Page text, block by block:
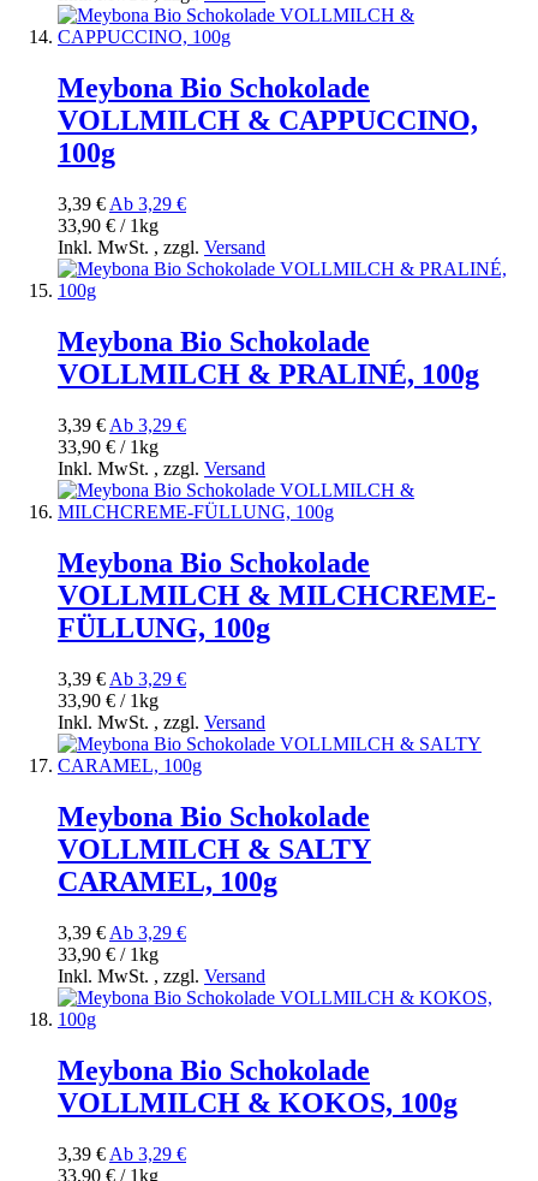
Meybona Bio Schokolade
VOLLMILCH & CAPPUCCINO,
100g
3,39 € Ab 3,29 €
33,90 € / 1kg
Inkl. MwSt. , zzgl. Versand
Meybona Bio Schokolade
VOLLMILCH & PRALINÉ, 100g
3,39 € Ab 3,29 €
33,90 € / 1kg
Inkl. MwSt. , zzgl. Versand
Meybona Bio Schokolade
VOLLMILCH & MILCHCREME-
FÜLLUNG, 100g
3,39 € Ab 3,29 €
33,90 € / 1kg
Inkl. MwSt. , zzgl. Versand
Meybona Bio Schokolade
VOLLMILCH & SALTY
CARAMEL, 100g
3,39 € Ab 3,29 €
33,90 € / 1kg
Inkl. MwSt. , zzgl. Versand
Meybona Bio Schokolade
VOLLMILCH & KOKOS, 100g
3,39 € Ab 3,29 €
33,90 € / 1kg